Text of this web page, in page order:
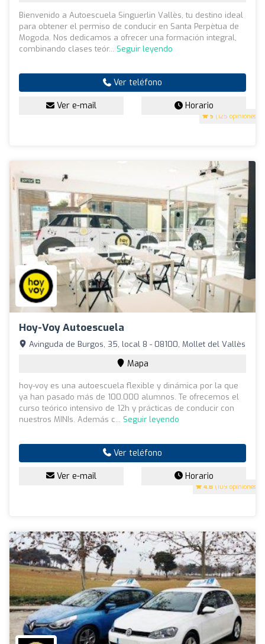
5 (125 opiniones)
Bienvenido a Autoescuela Singuerlin Vallès, tu destino ideal
para obtener el permiso de conducir en Santa Perpètua de
Mogoda. Nos dedicamos a ofrecer una formación integral,
combinando clases teór... Seguir leyendo
Ver teléfono
Ver e-mail Horario
Hoy-Voy Autoescuela
4.8 (109 opiniones)
Avinguda de Burgos, 35, local 8 - 08100, Mollet del Vallès
Mapa
hoy-voy es una autoescuela flexible y dinámica por la que
ya han pasado más de 100.000 alumnos. Te ofrecemos el
curso teórico intensivo de 12h y prácticas de conducir con
nuestros MINIs. Además c... Seguir leyendo
Ver teléfono
Ver e-mail Horario